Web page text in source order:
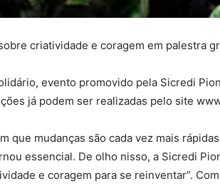
criatividade e coragem em palestra
evento promovido pela Sicredi
já podem ser realizadas pelo site
que mudanças são cada vez mais
essencial. De olho nisso, a Sicredi
e coragem para se reinventar”.